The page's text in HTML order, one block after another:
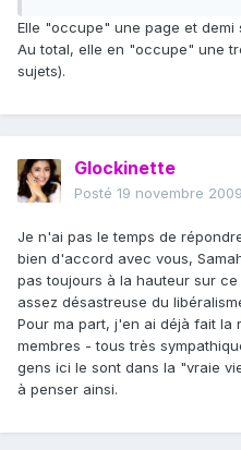
Elle "occupe" une page et demi
Au total, elle en "occupe" une
sujets).
Glockinette
Posté 19 novembre 2009
Je n'ai pas le temps de
bien d'accord avec vous,
pas toujours à la hauteur sur
assez désastreuse du
Pour ma part, j'en ai déjà fait la
membres - tous très
gens ici le sont dans la "vraie
à penser ainsi.